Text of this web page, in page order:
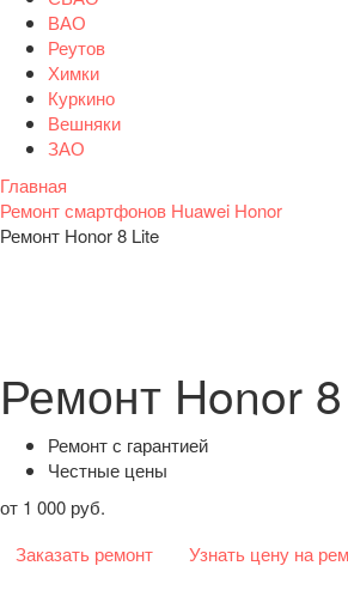
ВАО
Реутов
Химки
Куркино
Вешняки
ЗАО
Главная
Ремонт смартфонов Huawei Honor
Ремонт Honor 8 Lite
Ремонт Honor
Ремонт с гарантией
Честные цены
от 1 000 руб.
Заказать ремонт
Узнать цену на